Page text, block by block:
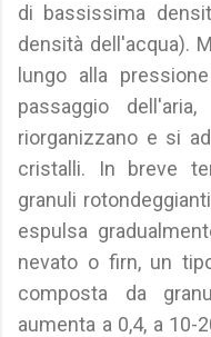
di bassissima
densità dell'acqua).
lungo alla
passaggio
riorganizzano e si
cristalli. In breve
granuli
espulsa
nevato o firn, un
composta da
aumenta a 0,4, a 10-